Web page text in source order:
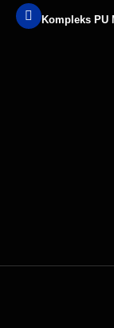
Kompleks PU